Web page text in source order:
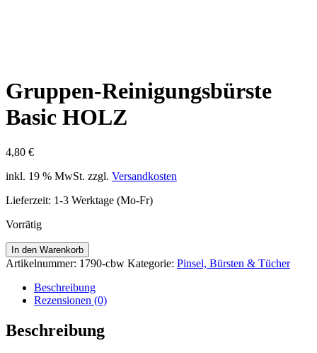
Gruppen-Reinigungsbürste
Basic HOLZ
4,80 €
inkl. 19 % MwSt. zzgl. Versandkosten
Lieferzeit: 1-3 Werktage (Mo-Fr)
Vorrätig
Gruppen-
Reinigungsbürste
HOLZ
Menge
In den Warenkorb
Artikelnummer: 1790-cbw Kategorie: Pinsel, Bürsten & Tücher
Beschreibung
Rezensionen (0)
Beschreibung